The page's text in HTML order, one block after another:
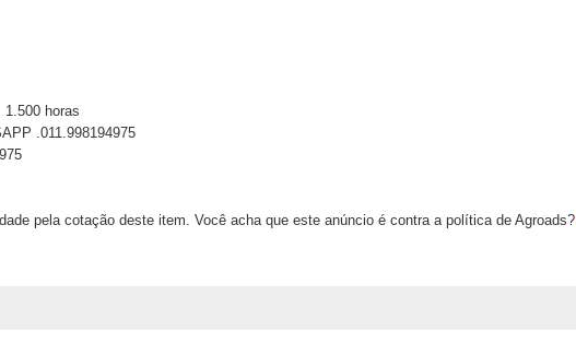
horas
.011.998194975
pela cotação deste item. Você acha que este anúncio é contra a política de Agroads?